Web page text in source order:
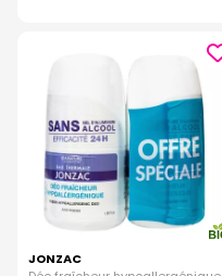
JONZAC